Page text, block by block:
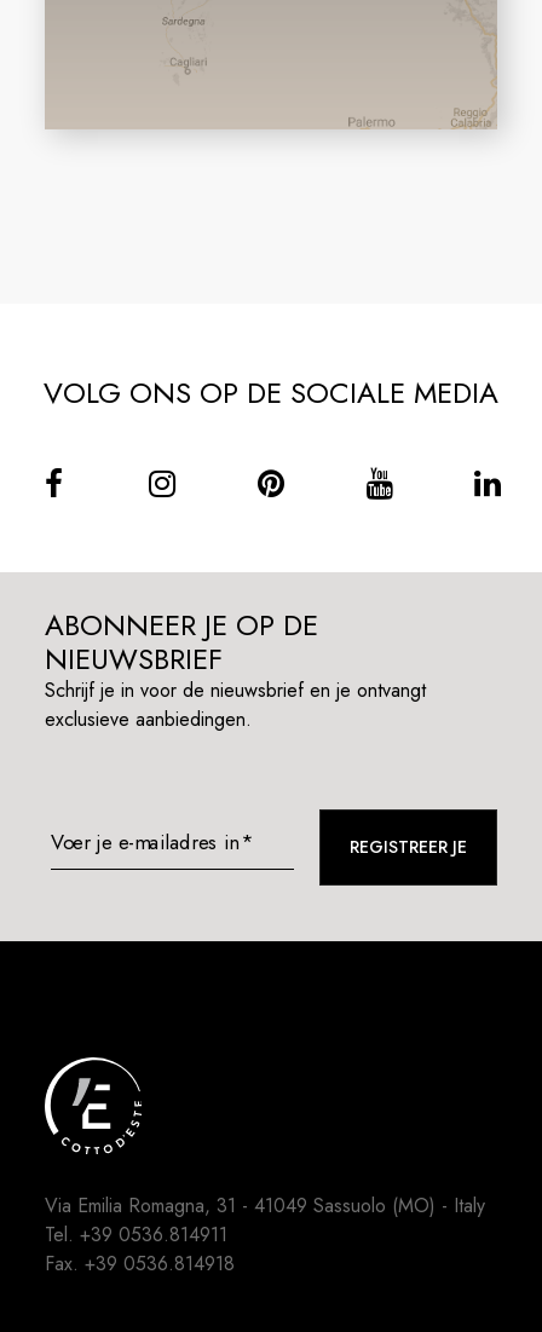
VOLG ONS OP DE SOCIALE MEDIA
ABONNEER JE OP DE
NIEUWSBRIEF
Schrijf je in voor de nieuwsbrief en je ontvangt
exclusieve aanbiedingen.
Voer je e-mailadres in* REGISTREER JE
Via Emilia Romagna, 31 - 41049 Sassuolo (MO) - Italy
Tel.+39 0536.814911
Fax. +39 0536.814918